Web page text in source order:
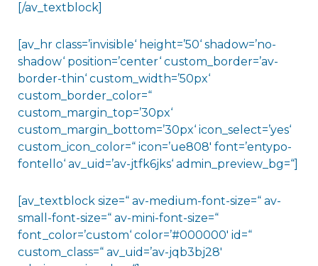
[/av_textblock]
[av_hr class=’invisible‘ height=’50‘ shadow=’no-
shadow‘ position=’center‘ custom_border=’av-
border-thin‘ custom_width=’50px‘
custom_border_color=“
custom_margin_top=’30px‘
custom_margin_bottom=’30px‘ icon_select=’yes‘
custom_icon_color=“ icon=’ue808′ font=’entypo-
fontello‘ av_uid=’av-jtfk6jks‘ admin_preview_bg=“]
[av_textblock size=“ av-medium-font-size=“ av-
small-font-size=“ av-mini-font-size=“
font_color=’custom‘ color=’#000000′ id=“
custom_class=“ av_uid=’av-jqb3bj28′